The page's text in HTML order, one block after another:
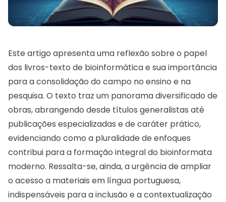
Este artigo apresenta uma reflexão sobre o papel
dos livros-texto de bioinformática e sua importância
para a consolidação do campo no ensino e na
pesquisa. O texto traz um panorama diversificado de
obras, abrangendo desde títulos generalistas até
publicações especializadas e de caráter prático,
evidenciando como a pluralidade de enfoques
contribui para a formação integral do bioinformata
moderno. Ressalta-se, ainda, a urgência de ampliar
o acesso a materiais em língua portuguesa,
indispensáveis para a inclusão e a contextualização